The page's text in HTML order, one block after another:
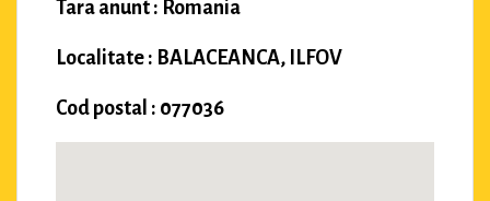
Tara anunt : Romania
Localitate : BALACEANCA, ILFOV
Cod postal : 077036